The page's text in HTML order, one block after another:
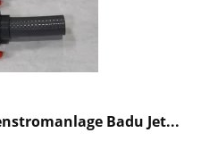
Badu Jet...